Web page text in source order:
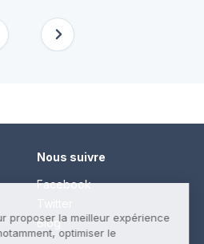
Nous suivre
Facebook
Blog